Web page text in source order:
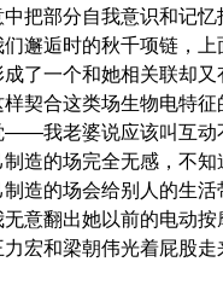
把部分自我意识和记忆
邂逅时的秋千项链，上
了一个和她相关联却又
契合这类场生物电特
——我老婆说应该叫互
造的场完全无感，不知
造的场会给别人的生活
意翻出她以前的电动按
宏和梁朝伟光着屁股走